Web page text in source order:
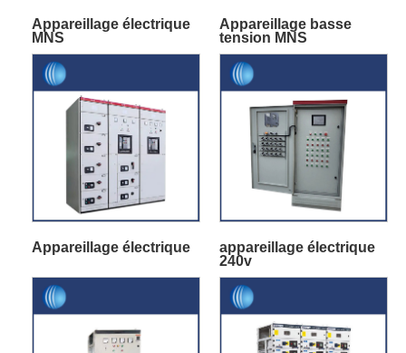
Appareillage électrique
MNS
Appareillage basse
tension MNS
Appareillage électrique
appareillage électrique
240v